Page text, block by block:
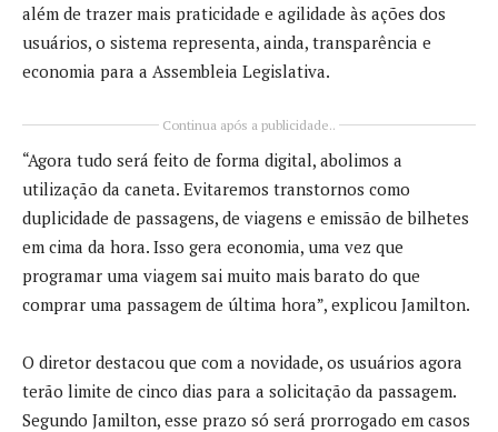
além de trazer mais praticidade e agilidade às ações dos
usuários, o sistema representa, ainda, transparência e
economia para a Assembleia Legislativa.
Continua após a publicidade..
“Agora tudo será feito de forma digital, abolimos a
utilização da caneta. Evitaremos transtornos como
duplicidade de passagens, de viagens e emissão de bilhetes
em cima da hora. Isso gera economia, uma vez que
programar uma viagem sai muito mais barato do que
comprar uma passagem de última hora”, explicou Jamilton.
O diretor destacou que com a novidade, os usuários agora
terão limite de cinco dias para a solicitação da passagem.
Segundo Jamilton, esse prazo só será prorrogado em casos